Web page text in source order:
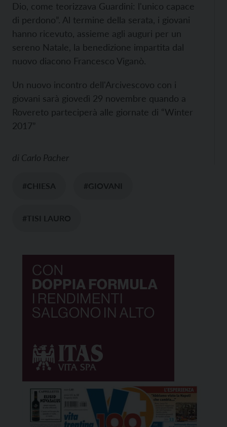
Dio, come teorizzava Guardini: l'unico capace
di perdono”. Al termine della serata, i giovani
hanno ricevuto, assieme agli auguri per un
sereno Natale, la benedizione impartita dal
nuovo diacono Francesco Viganò.
Un nuovo incontro dell'Arcivescovo con i
giovani sarà giovedì 29 novembre quando a
Rovereto parteciperà alle giornate di “Winter
2017”
di Carlo Pacher
#CHIESA #GIOVANI
#TISI LAURO